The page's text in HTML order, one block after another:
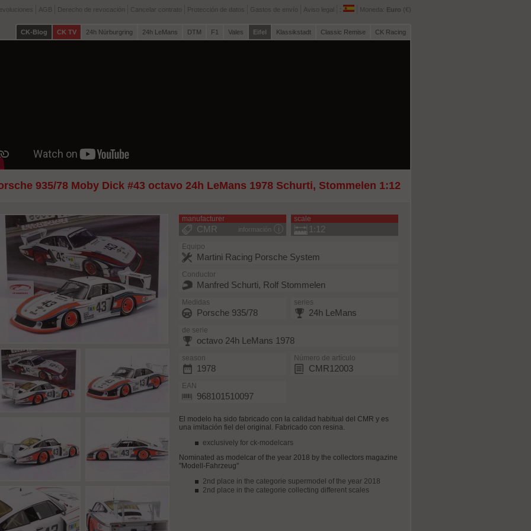
AGB Derecho de revocación Cancelar contrato Protección de datos Gastos de envío Aviso legal : Moneda: Euro (€)
CK-Blog CK TV 24h Nürburgring 24h LeMans DTM F1 Vales Eifel Klassikstadt Classic Remise CK Racing
935/78 Moby Dick #43 octavo 24h LeMans 1978 Schurti, Stommelen 1:12
manufacturer
información
CMR
scale
1:12
Equipo
Martini Racing Porsche System
Conductor
Manfred Schurti, Rolf Stommelen
Medidas
Porsche 935/78
series
24h LeMans
de serie
octavo 24h LeMans 1978
season
1978
Número de artículo
CMR12003
EAN
968101510097
El modelo ha sido fabricado con la calidad habitual del CMR y es
una imitación fiel del original. Fabricado con resina.
exclusively for ck-modelcars
Nominated as modelcar of the year 2018 by the collectors magazine
"Modell-Fahrzeug"
2nd place in the categorie supermodel of the year 2018
2nd place in the categorie collecting different scales